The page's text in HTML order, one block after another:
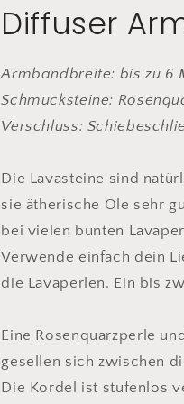
&amp;
Rosenquarz
&amp;
Diffuser
Armbandbreite: bis zu 6
Schmucksteine:
Verschluss:
Die Lavasteine sind
sie ätherische Öle sehr
bei vielen bunten
Verwende einfach dein
die Lavaperlen. Ein bis
Eine Rosenquarzperle
gesellen sich zwischen
Die Kordel ist stufenlos